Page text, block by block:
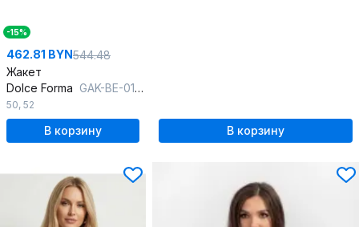
-15%
462.81 BYN544.48
Жакет
Dolce Forma GAK-BE-01_черно-белый
50, 52
В корзину В корзину